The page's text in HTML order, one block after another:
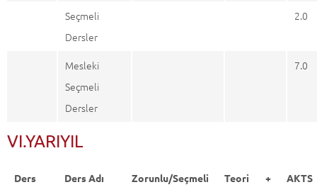
Seçmeli
Dersler
2.0
Mesleki
Seçmeli
Dersler
7.0
VI.YARIYIL
Ders
Ders Adı Zorunlu/Seçmeli
Teori +
AKTS